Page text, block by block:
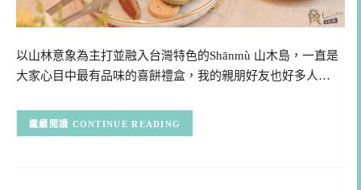
以山林意象為主打並融入台灣特色的Shānmù 山木島，一直是
大家心目中最有品味的喜餅禮盒，我的親朋好友也好多人…
CONTINUE READING